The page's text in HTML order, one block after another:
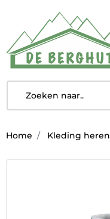
Home Kleding heren